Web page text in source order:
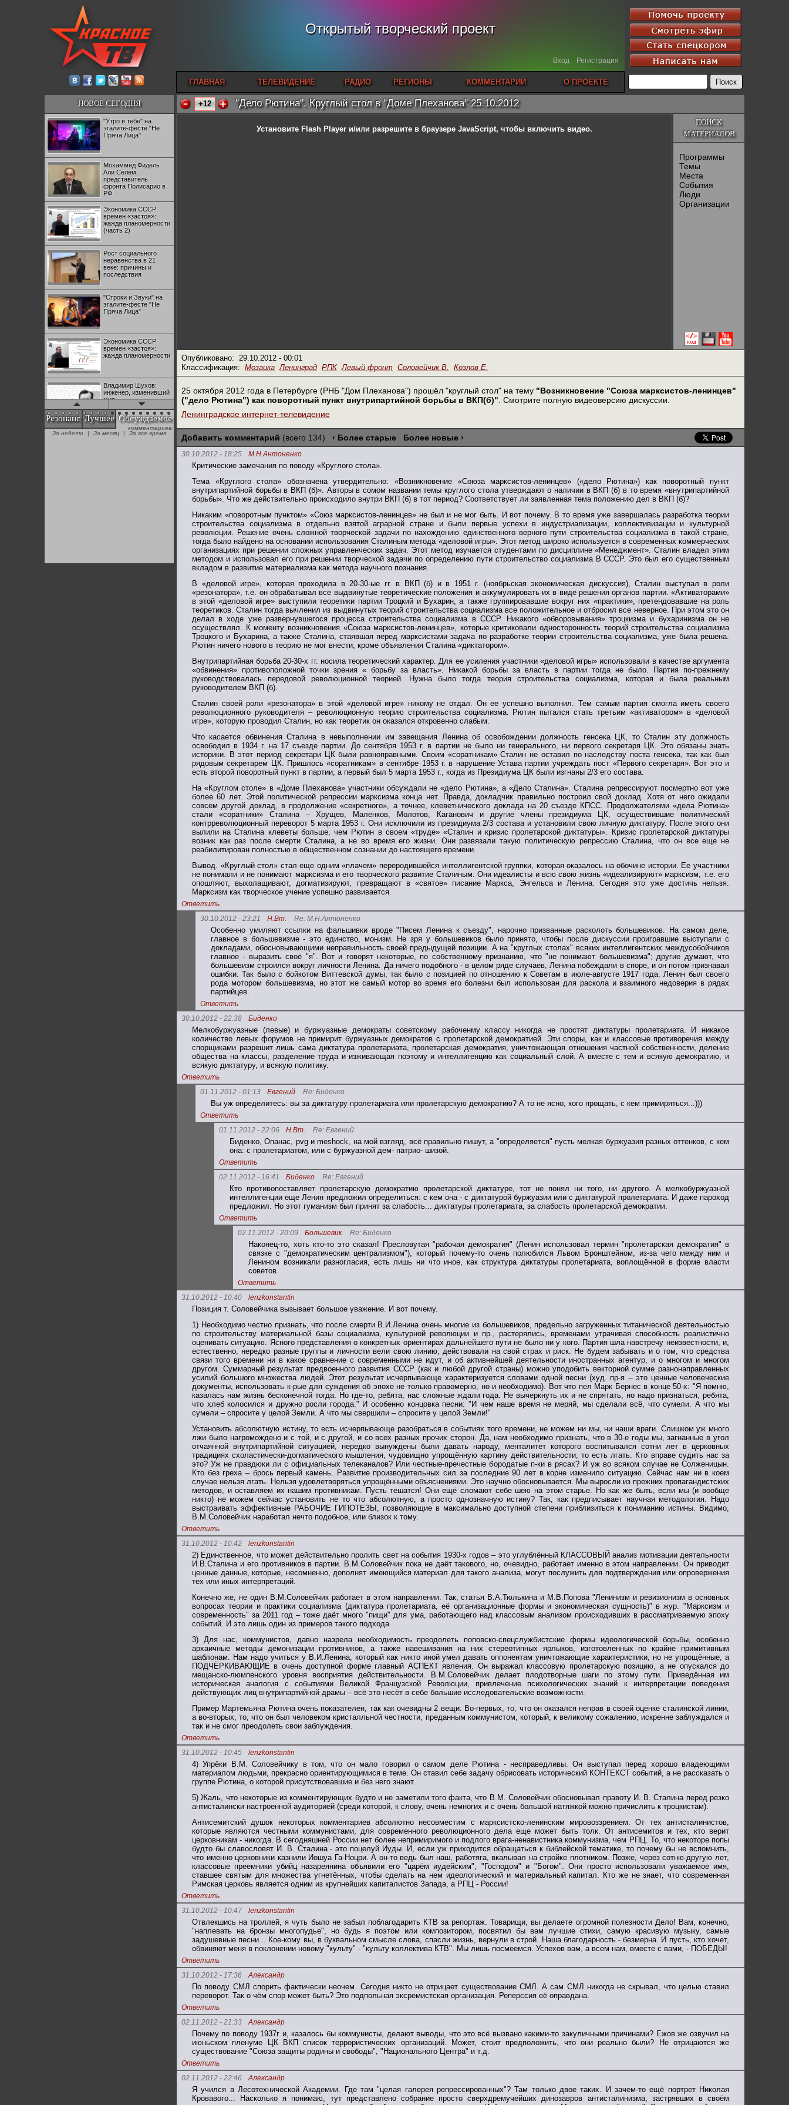
Открытый творческий проект
Вход Регистрация
ГЛАВНАЯ ТЕЛЕВИДЕНИЕ РАДИО РЕГИОНЫ КОММЕНТАРИИ О ПРОЕКТЕ
НОВОЕ СЕГОДНЯ
"Утро в тебе" на
эгалите-фесте "Не
Пряча Лица"
Мохаммед Фидель
Али Селем,
представитель
фронта Полисарио в
РФ
Экономика СССР
времен «застоя»:
жажда планомерности
(часть 2)
Рост социального
неравенства в 21
веке: причины и
последствия
"Строки и Звуки" на
эгалите-фесте "Не
Пряча Лица"
Экономика СССР
времен «застоя»:
жажда планомерности
Владимир Шухов:
инженер, изменивший
мир
"Аркадий Коц" на
эгалите-фесте "Не
Резонанс Лучшее Обсуждаемое
комментариев:
За неделю
| За месяц | За все время
+12 "Дело Рютина". Круглый стол в "Доме Плеханова" 25.10.2012
ПОИСК
МАТЕРИАЛОВ
Программы
Темы
Места
События
Люди
Организации
Установите Flash Playerи/или разрешите в браузере JavaScript, чтобы включить видео.
Опубликовано: 29.10.2012 - 00:01
Классификация: Мозаика Ленинград РПК Левый фронт Соловейчик В. Козлов Е.
25 октября 2012 года в Петербурге (РНБ "Дом Плеханова") прошёл "круглый стол" на тему "Возникновение "Союза марксистов-ленинцев"
("дело Рютина") как поворотный пункт внутрипартийной борьбы в ВКП(б)" . Смотрите полную видеоверсию дискуссии.
Ленинградское интернет-телевидение
Добавить комментарий (всего 134) ‹ Более старые Более новые ›
30.10.2012 - 18:25 М.Н.Антоненко
Критические замечания по поводу «Круглого стола».
Тема «Круглого стола» обозначена утвердительно: «Возникновение «Союза марксистов-ленинцев» («дело Рютина») как поворотный пункт
внутрипартийной борьбы в ВКП (б)». Авторы в сомом названии темы круглого стола утверждают о наличии в ВКП (б) в то время «внутрипартийной
борьбы». Что же действительно происходило внутри ВКП (б) в тот период? Соответствует ли заявленная тема положению дел в ВКП (б)?
Никаким «поворотным пунктом» «Союз марксистов-ленинцев» не был и не мог быть. И вот почему. В то время уже завершалась разработка теории
строительства социализма в отдельно взятой аграрной стране и были первые успехи в индустриализации, коллективизации и культурной
революции. Решение очень сложной творческой задачи по нахождению единственного верного пути строительства социализма в такой стране,
тогда было найдено на основании использования Сталиным метода «деловой игры». Этот метод широко используется в современных коммерческих
организациях при решении сложных управленческих задач. Этот метод изучается студентами по дисциплине «Менеджмент». Сталин владел этим
методом и использовал его при решении творческой задачи по определению пути строительство социализма В СССР. Это был его существенным
вкладом в развитие материализма как метода научного познания.
В «деловой игре», которая проходила в 20-30-ые гг. в ВКП (б) и в 1951 г. (ноябрьская экономическая дискуссия), Сталин выступал в роли
«резонатора», т.е. он обрабатывал все выдвинутые теоретические положения и аккумулировать их в виде решения органов партии. «Активаторами»
в этой «деловой игре» выступили теоретики партии Троцкий и Бухарин, а также группировавшие вокруг них «практики», претендовавшие на роль
теоретиков. Сталин тогда вычленил из выдвинутых теорий строительства социализма все положительное и отбросил все неверное. При этом это он
делал в ходе уже развернувшегося процесса строительства социализма в СССР. Никакого «обворовывания» троцкизма и бухаринизма он не
осуществлял. К моменту возникновения «Союза марксистов-ленинцев», которые критиковали односторонность теорий строительства социализма
Троцкого и Бухарина, а также Сталина, стаявшая перед марксистами задача по разработке теории строительства социализма, уже была решена.
Рютин ничего нового в теорию не мог внести, кроме объявления Сталина «диктатором».
Внутрипартийная борьба 20-30-х гг. носила теоретический характер. Для ее усиления участники «деловой игры» использовали в качестве аргумента
«обвинения» противоположной точки зрения « борьбу за власть». Никакой борьбы за власть в партии тогда не было. Партия по-прежнему
руководствовалась передовой революционной теорией. Нужна было тогда теория строительства социализма, которая и была реальным
руководителем ВКП (б).
Сталин своей роли «резонатора» в этой «деловой игре» никому не отдал. Он ее успешно выполнил. Тем самым партия смогла иметь своего
революционного руководителя – революционную теорию строительства социализма. Рютин пытался стать третьим «активатором» в «деловой
игре», которую проводил Сталин, но как теоретик он оказался откровенно слабым.
Что касается обвинения Сталина в невыполнении им завещания Ленина об освобождении должность генсека ЦК, то Сталин эту должность
освободил в 1934 г. на 17 съезде партии. До сентября 1953 г. в партии не было ни генерального, ни первого секретаря ЦК. Это обязаны знать
историки. В этот период секретари ЦК были равноправными. Своим «соратникам» Сталин не оставил по наследству поста генсека, так как был
рядовым секретарем ЦК. Пришлось «соратникам» в сентябре 1953 г. в нарушение Устава партии учреждать пост «Первого секретаря». Вот это и
есть второй поворотный пункт в партии, а первый был 5 марта 1953 г., когда из Президиума ЦК были изгнаны 2/3 его состава.
На «Круглом столе» в «Доме Плеханова» участники обсуждали не «дело Рютина», а «Дело Сталина». Сталина репрессируют посмертно вот уже
более 60 лет. Этой политической репрессии марксизма конца нет. Правда, докладчик правильно построил свой доклад. Хотя от него ожидали
совсем другой доклад, в продолжение «секретного», а точнее, клеветнического доклада на 20 съезде КПСС. Продолжателями «дела Рютина»
стали «соратники» Сталина – Хрущев, Маленков, Молотов, Каганович и другие члены президиума ЦК, осуществившие политический
контрреволюционный переворот 5 марта 1953 г. Они исключили из президиума 2/3 состава и установили свою личную диктатуру. После этого они
вылили на Сталина клеветы больше, чем Рютин в своем «труде» «Сталин и кризис пролетарской диктатуры». Кризис пролетарской диктатуры
возник как раз после смерти Сталина, а не во время его жизни. Они развязали такую политическую репрессию Сталина, что он все еще не
реабилитирован полностью в общественном сознании до настоящего времени.
Вывод. «Круглый стол» стал еще одним «плачем» переродившейся интеллигентской группки, которая оказалось на обочине истории. Ее участники
не понимали и не понимают марксизма и его творческого развитие Сталиным. Они идеалисты и всю свою жизнь «идеализируют» марксизм, т.е. его
опошляют, выхолащивают, догматизируют, превращают в «святое» писание Маркса, Энгельса и Ленина. Сегодня это уже достичь нельзя.
Марксизм как творческое учение успешно развивается.
Ответить
30.10.2012 - 23:21
Н.Вт. Re: М.Н.Антоненко
Особенно умиляют ссылки на фальшивки вроде "Писем Ленина к съезду", нарочно призванные расколоть большевиков. На самом деле,
главное в большевизме - это единство, монизм. Не зря у большевиков было принято, чтобы после дискуссии проигравшие выступали с
докладами, обосновывающими неправильность своей предыдущей позиции. А на "круглых столах" всяких интеллигентских междусобойчиков
главное - выразить своё "я". Вот и говорят некоторые, по собственному признанию, что "не понимают большевизма"; другие думают, что
большевизм строился вокруг личности Ленина. Да ничего подобного - в целом ряде случаев, Ленина побеждали в споре, и он потом признавал
ошибки. Так было с бойкотом Виттевской думы, так было с позицией по отношению к Советам в июле-августе 1917 года. Ленин был своего
рода мотором большевизма, но этот же самый мотор во время его болезни был использован для раскола и взаимного недоверия в рядах
партийцев.
Ответить
30.10.2012 - 22:38
Биденко
Мелкобуржуазные (левые) и буржуазные демократы советскому рабоченму классу никогда не простят диктатуры пролетариата. И никакое
количество левых форумов не примирит буржуазных демократов с пролетарской демократией. Эти споры, как и классовые противоречия между
спорщиками разрешит лишь сама диктатура пролетариата, пролетарская демократия, уничтожающая отношения частной собственности, деление
общества на классы, разделение труда и изживающая поэтому и интеллигенцию как социальный слой. А вместе с тем и всякую демократию, и
всякую диктатуру, и всякую политику.
Ответить
01.11.2012 - 01:13
Евгений Re: Биденко
Вы уж определитесь: вы за диктатуру пролетариата или пролетарскую демократию? А то не ясно, кого прощать, с кем примиряться...)))
Ответить
01.11.2012 - 22:06
Н.Вт. Re: Евгений
Биденко, Опанас, pvg и meshock, на мой взгляд, всё правильно пишут, а "определяется" пусть мелкая буржуазия разных оттенков, с кем
она: с пролетариатом, или с буржуазной дем- патрио- шизой.
Ответить
02.11.2012 - 16:41
Биденко Re: Евгений
Кто противопоставляет пролетарскую демократию пролетарской диктатуре, тот не понял ни того, ни другого. А мелкобуржуазной
интеллигенции еще Ленин предложил определиться: с кем она - с диктатурой буржуазии или с диктатурой пролетариата. И даже пароход
предложил. Но этот гуманизм был принят за слабость... диктатуры пролетариата, за слабость пролетарской демократии.
Ответить
02.11.2012 - 20:09
Большевик Re: Биденко
Наконец-то, хоть кто-то это сказал! Пресловутая "рабочая демократия" (Ленин использовал термин "пролетарская демократия" в
связке с "демократическим централизмом"), который почему-то очень полюбился Львом Бронштейном, из-за чего между ним и
Ленином возникали разногласия, есть лишь ни что иное, как структура диктатуры пролетариата, воплощённой в форме власти
советов.
Ответить
31.10.2012 - 10:40
lenzkonstantin
Позиция т. Соловейчика вызывает большое уважение. И вот почему.
1) Необходимо честно признать, что после смерти В.И.Ленина очень многие из большевиков, предельно загруженных титанической деятельностью
по строительству материальной базы социализма, культурной революции и пр., растерялись, временами утрачивая способность реалистично
оценивать ситуацию. Ясного представления о конкретных ориентирах дальнейшего пути не было ни у кого. Партия шла навстречу неизвестности, и,
естественно, нередко разные группы и личности вели свою линию, действовали на свой страх и риск. Не будем забывать и о том, что средства
связи того времени ни в какое сравнение с современными не идут, и об активнейшей деятельности иностранных агентур, и о многом и многом
другом. Суммарный результат предвоенного развития СССР (как и любой другой страны) можно уподобить векторной сумме разнонаправленных
усилий большого множества людей. Этот результат исчерпывающе характеризуется словами одной песни (худ. пр-я -- это ценные человеческие
документы, использовать к-рые для суждения об эпохе не только правомерно, но и необходимо). Вот что пел Марк Бернес в конце 50-х: "Я помню,
казалась нам жизнь бесконечной тогда. Но где-то, ребята, нас сложные ждали года. Не вычеркнуть их и не спрятать, но надо признаться, ребята,
что хлеб колосился и дружно росли города." И особенно концовка песни: "И чем наше время не меряй, мы сделали всё, что сумели. А что мы
сумели – спросите у целой Земли. А что мы свершили – спросите у целой Земли!"
Установить абсолютную истину, то есть исчерпывающе разобраться в событиях того времени, не можем ни мы, ни наши враги. Слишком уж много
лжи было нагромождено и с той, и с другой, и со всех разных прочих сторон. Да, нам необходимо признать, что в 30-е годы мы, загнанные в угол
отчаянной внутрипартийной ситуацией, нередко вынуждены были давать народу, менталитет которого воспитывался сотни лет в церковных
традициях схоластически-догматического мышления, чудовищно упрощённую картину действительности, то есть лгать. Кто вправе судить нас за
это? Уж не правдюки ли с официальных телеканалов? Или честные-пречестные бородатые п-ки в рясах? И уж во всяком случае не Солженицын.
Кто без греха – брось первый камень. Развитие производительных сил за последние 90 лет в корне изменило ситуацию. Сейчас нам ни в коем
случае нельзя лгать. Нельзя удовлетворяться упрощёнными объяснениями. Это научно обосновывается. Мы выросли из прежних пропагандистских
методов, и оставляем их нашим противникам. Пусть тешатся! Они ещё сломают себе шею на этом старье. Но как же быть, если мы (и вообще
никто) не можем сейчас установить не то что абсолютную, а просто однозначную истину? Так, как предписывает научная методология. Надо
выстраивать эффективные РАБОЧИЕ ГИПОТЕЗЫ, позволяющие в максимально доступной степени приблизиться к пониманию истины. Видимо,
В.М.Соловейчик наработал нечто подобное, или близок к тому.
Ответить
31.10.2012 - 10:42
lenzkonstantin
2) Единственное, что может действительно пролить свет на события 1930-х годов – это углублённый КЛАССОВЫЙ анализ мотивации деятельности
И.В.Сталина и его противников в партии. В.М.Соловейчик пока не даёт такового, но, очевидно, работает именно в этом направлении. Он приводит
ценные данные, которые, несомненно, дополнят имеющийся материал для такого анализа, могут послужить для подтверждения или опровержения
тех или иных интерпретаций.
Конечно же, не один В.М.Соловейчик работает в этом направлении. Так, статья В.А.Тюлькина и М.В.Попова "Ленинизм и ревизионизм в основных
вопросах теории и практики социализма (диктатура пролетариата, её организационные формы и экономическая сущность)" в жур. "Марксизм и
современность" за 2011 год – тоже даёт много "пищи" для ума, работающего над классовым анализом происходивших в рассматриваемую эпоху
событий. И это лишь один из примеров такого подхода.
3) Для нас, коммунистов, давно назрела необходимость преодолеть поповско-спецслужбистские формы идеологической борьбы, особенно
архаичные методы демонизации противников, а также навешивания на них стереотипных ярлыков, изготовленных по крайне примитивным
шаблонам. Нам надо учиться у В.И.Ленина, который как никто иной умел давать оппонентам уничтожающие характеристики, но не упрощённые, а
ПОДЧЁРКИВАЮЩИЕ в очень доступной форме главный АСПЕКТ явления. Он выражал классовую пролетарскую позицию, а не опускался до
мещанско-люмпенского уровня восприятия действительности. В.М.Соловейчик делает плодотворные шаги по этому пути. Приведённая им
историческая аналогия с событиями Великой Французской Революции, привлечение психологических знаний к интерпретации поведения
действующих лиц внутрипартийной драмы – всё это несёт в себе большие исследовательские возможности.
Пример Мартемьяна Рютина очень показателен, так как очевидны 2 вещи. Во-первых, то, что он оказался неправ в своей оценке сталинской линии,
а во-вторых, то, что он был человеком кристалльной честности, преданным коммунистом, который, к великому сожалению, искренне заблуждался и
так и не смог преодолеть свои заблуждения.
Ответить
31.10.2012 - 10:45
lenzkonstantin
4) Упрёки В.М. Соловейчику в том, что он мало говорил о самом деле Рютина - несправедливы. Он выступал перед хорошо владеющими
материалом людьми, прекрасно ориентирующимися в теме. Он ставил себе задачу обрисовать исторический КОНТЕКСТ событий, а не рассказать о
группе Рютина, о которой присутствовавшие и без него знают.
5) Жаль, что некоторые из комментирующих будто и не заметили того факта, что В.М. Соловейчик обосновывал правоту И. В. Сталина перед резко
антисталински настроенной аудиторией (среди которой, к слову, очень немногих и с очень большой натяжкой можно причислить к троцкистам).
Антисемитский душок некоторых комментариев абсолютно несовместим с марксистско-ленинским мировоззрением. От тех антисталинистов,
которые являются честными коммунистами, для современного революционного дела еще может быть толк. От антисемитов и тех, кто верит
церковникам - никогда. В сегодняшней России нет более непримиримого и подлого врага-ненавистника коммунизма, чем РПЦ. То, что некоторе попы
будто бы славословят И. В. Сталина - это поцелуй Иуды. И, если уж приходится обращаться к библейской тематике, то почему бы не вспомнить,
что именно церковники казнили Иошуа Га-Ноцри. А он-то ведь был наш, работяга, вкалывал на стройке плотником. Позже, через сотню-другую лет,
классовые преемники убийц назареянина объявили его "царём иудейским", "Господом" и "Богом". Они просто использовали уважаемое имя,
ставшее святым для множества угнетённых, чтобы сделать на нем идеологический и материальный капитал. Кто же не знает, что современная
Римская церковь является одним из крупнейших капиталистов Запада, а РПЦ - России!
Ответить
31.10.2012 - 10:47
lenzkonstantin
Отвлекшись на троллей, я чуть было не забыл поблагодарить КТВ за репортаж. Товарищи, вы делаете огромной полезности Дело! Вам, конечно,
"наплевать на бронзы многопудье", но будь я поэтом или композитором, посвятил бы вам лучшие стихи, самую красивую музыку, самые
задушевные песни... Кое-кому вы, в буквальном смысле слова, спасли жизнь, вернули в строй. Наша благодарность - безмерна. И пусть, кто хочет,
обвиняют меня в поклонении новому "культу" - "культу коллектива КТВ". Мы лишь посмеемся. Успехов вам, а всем нам, вместе с вами, - ПОБЕДЫ!
Ответить
31.10.2012 - 17:36
Александр
По поводу СМЛ спорить фактически неочем. Сегодня никто не отрицает существование СМЛ. А сам СМЛ никогда не скрывал, что целью ставил
переворот. Так о чём спор может быть? Это подпольная эксремистская организация. Реперссия её оправдана.
Ответить
02.11.2012 - 21:33
Александр
Почему по поводу 1937г и, казалось бы коммунисты, делают выводы, что это всё вызвано какими-то закуличными причинами? Ежов же озвучил на
июньском пленуме ЦК ВКП список террористических организаций. Может, стоит предположить, что они реально были? Не отрицаются же
существование "Союза защиты родины и свободы", "Национального Центра" и т.д.
Ответить
02.11.2012 - 22:46
Александр
Я учился в Лесотехнической Академии. Где там "целая галерея репрессированных"? Там только двое таких. И зачем-то ещё портрет Николая
Кровавого... Насколько я понимаю, тут представлено собрание просто сверхдремучейших динозавров антисталинизма, застрявших в своём